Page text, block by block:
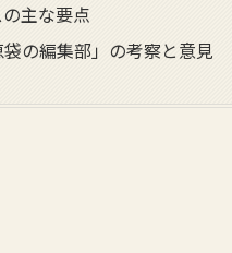
主な要点
袋の編集部」の考察と意見